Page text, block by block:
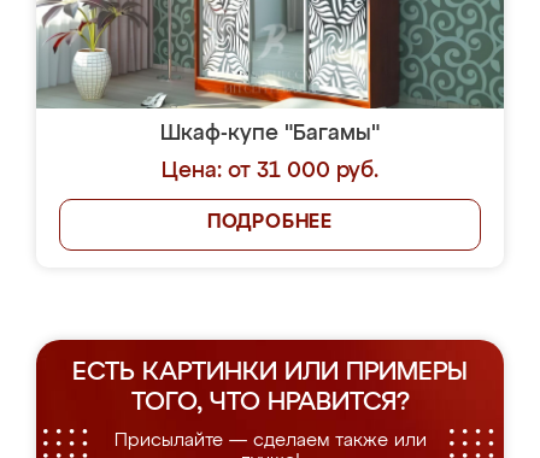
Шкаф-купе "Багамы"
Цена: от 31 000 руб.
ПОДРОБНЕЕ
ЕСТЬ КАРТИНКИ ИЛИ ПРИМЕРЫ
ТОГО, ЧТО НРАВИТСЯ?
Присылайте — сделаем также или